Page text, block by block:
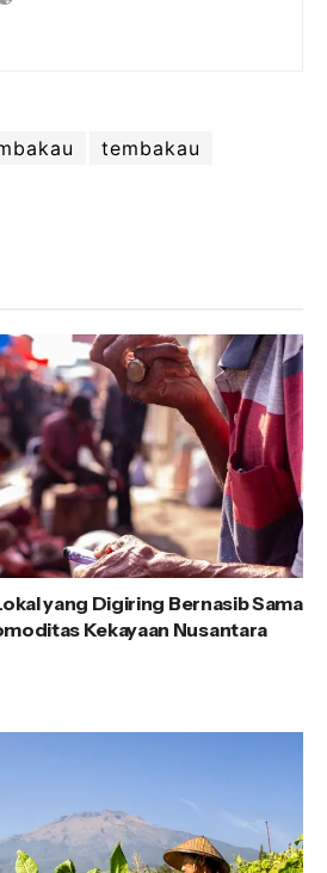
tembakau
yang Digiring Bernasib Sama
Kekayaan Nusantara